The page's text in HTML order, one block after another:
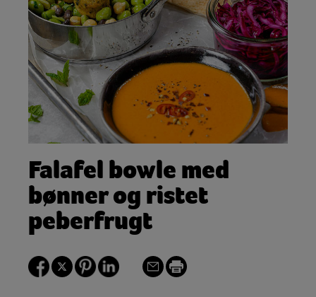
Falafel bowle med
bønner og ristet
peberfrugt